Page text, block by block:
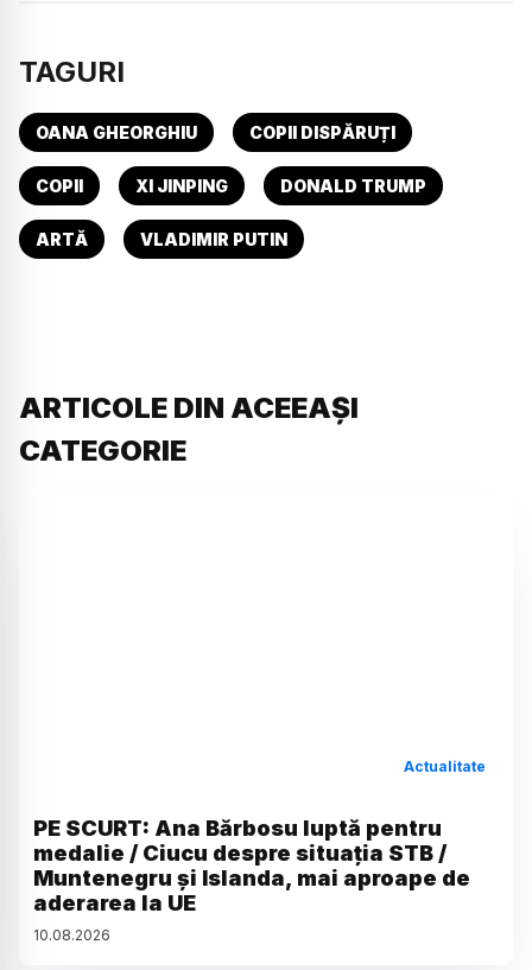
TAGURI
OANA GHEORGHIU COPII DISPĂRUȚI
COPII XI JINPING DONALD TRUMP
ARTĂ VLADIMIR PUTIN
ARTICOLE DIN ACEEAȘI
CATEGORIE
Actualitate
PE SCURT: Ana Bărbosu luptă pentru
medalie / Ciucu despre situația STB /
Muntenegru și Islanda, mai aproape de
aderarea la UE
10.08.2026